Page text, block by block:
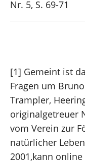
Nr. 5, S. 69-71
[1] Gemeint ist
Fragen um
Trampler,
originalgetreuer
vom Verein zur
natürlicher
2001,kann